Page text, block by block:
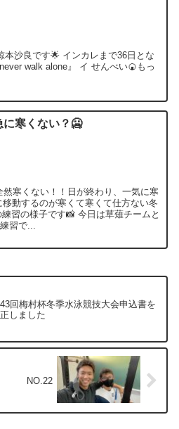
本沙良です🌟 インカレまで36日とな
walk alone』 イ せんべい🍘もっ
に寒くない？🥶
寒くない！！日が終わり、一気に寒
動するのが寒くて寒くて仕方ない冬
習の様子です📸 今日は草薙チームと
習で...
回梅村杯冬季水泳競技大会申込書を
しました
NO.22